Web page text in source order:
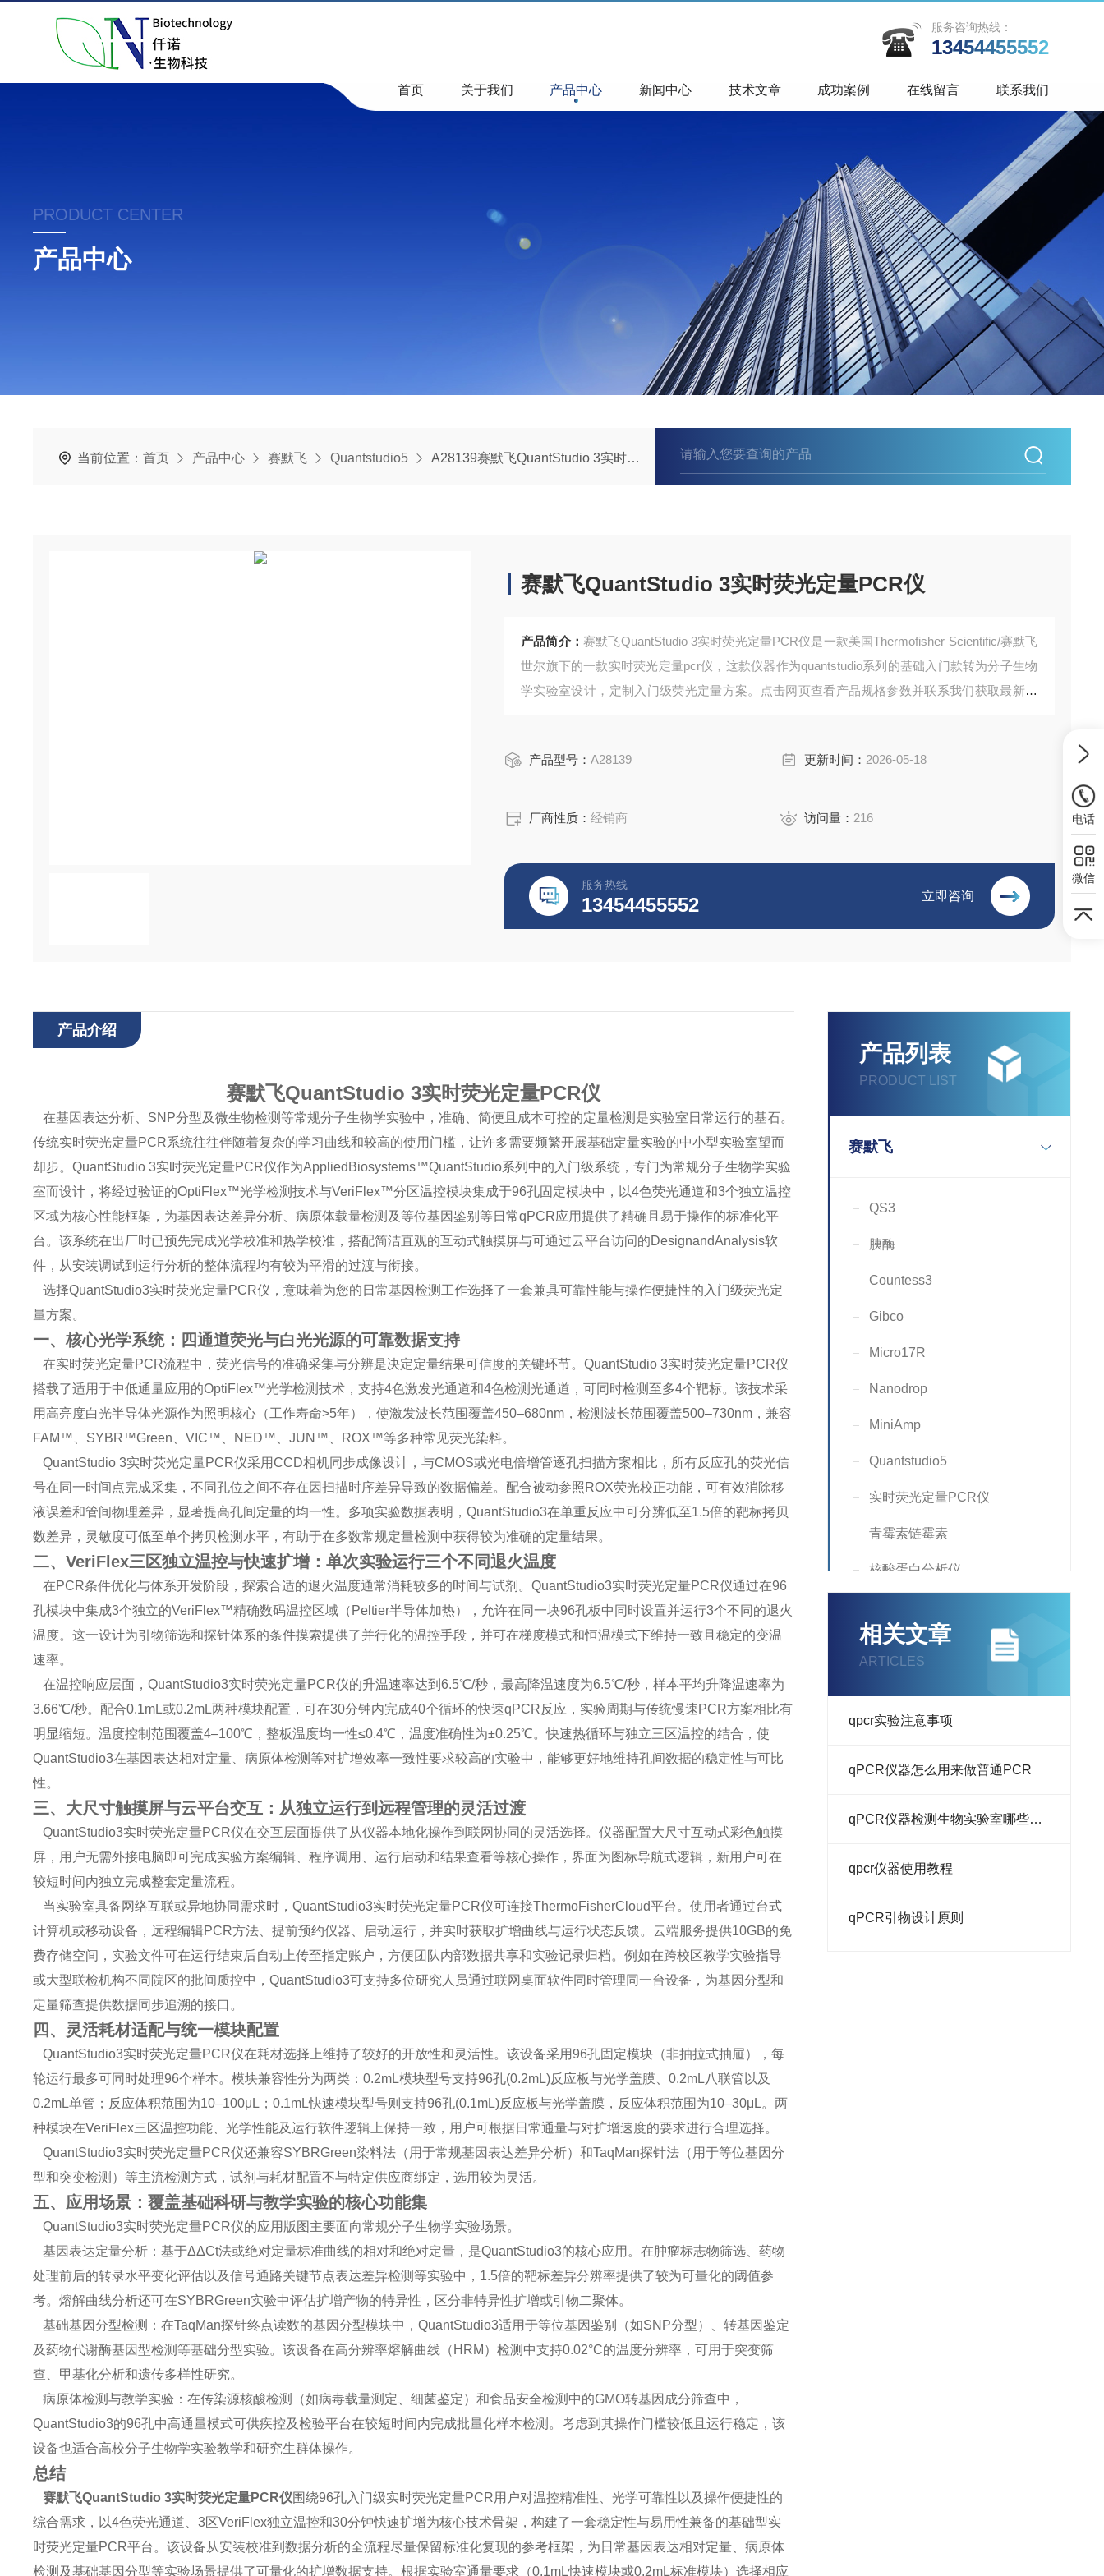
服务咨询热线：
13454455552
首页 关于我们 产品中心 新闻中心 技术文章 成功案例 在线留言 联系我们
PRODUCT CENTER
产品中心
当前位置： 首页 产品中心 赛默飞 Quantstudio5 A28139赛默飞QuantStudio 3实时荧光定量PCR仪
赛默飞QuantStudio 3实时荧光定量PCR仪
产品简介： 赛默飞QuantStudio 3实时荧光定量PCR仪是一款美国Thermofisher Scientific/赛默飞
世尔旗下的一款实时荧光定量pcr仪，这款仪器作为quantstudio系列的基础入门款转为分子生物
学实验室设计，定制入门级荧光定量方案。点击网页查看产品规格参数并联系我们获取最新采
产品型号：A28139 更新时间： 2026-05-18
厂商性质：经销商 访问量： 216
服务热线
13454455552 立即咨询
产品列表
PRODUCT LIST
赛默飞
QS3
胰酶
Countess3
Gibco
Micro17R
Nanodrop
MiniAmp
Quantstudio5
实时荧光定量PCR仪
青霉素链霉素
核酸蛋白分析仪
Countess
Supplement
荧光分析仪
相关文章
ARTICLES
qpcr实验注意事项
qPCR仪器怎么用来做普通PCR
qPCR仪器检测生物实验室哪些项目
qpcr仪器使用教程
qPCR引物设计原则
产品介绍
赛默飞QuantStudio 3实时荧光定量PCR仪
在基因表达分析、SNP分型及微生物检测等常规分子生物学实验中，准确、简便且成本可控的定量检测是实验室日常运行的基石。
传统实时荧光定量PCR系统往往伴随着复杂的学习曲线和较高的使用门槛，让许多需要频繁开展基础定量实验的中小型实验室望而
却步。QuantStudio 3实时荧光定量PCR仪作为AppliedBiosystems™QuantStudio系列中的入门级系统，专门为常规分子生物学实验
室而设计，将经过验证的OptiFlex™光学检测技术与VeriFlex™分区温控模块集成于96孔固定模块中，以4色荧光通道和3个独立温控
区域为核心性能框架，为基因表达差异分析、病原体载量检测及等位基因鉴别等日常qPCR应用提供了精确且易于操作的标准化平
台。该系统在出厂时已预先完成光学校准和热学校准，搭配简洁直观的互动式触摸屏与可通过云平台访问的DesignandAnalysis软
件，从安装调试到运行分析的整体流程均有较为平滑的过渡与衔接。
选择QuantStudio3实时荧光定量PCR仪，意味着为您的日常基因检测工作选择了一套兼具可靠性能与操作便捷性的入门级荧光定
量方案。
一、核心光学系统：四通道荧光与白光光源的可靠数据支持
在实时荧光定量PCR流程中，荧光信号的准确采集与分辨是决定定量结果可信度的关键环节。QuantStudio 3实时荧光定量PCR仪
搭载了适用于中低通量应用的OptiFlex™光学检测技术，支持4色激发光通道和4色检测光通道，可同时检测至多4个靶标。该技术采
用高亮度白光半导体光源作为照明核心（工作寿命>5年），使激发波长范围覆盖450–680nm，检测波长范围覆盖500–730nm，兼容
FAM™、SYBR™Green、VIC™、NED™、JUN™、ROX™等多种常见荧光染料。
QuantStudio 3实时荧光定量PCR仪采用CCD相机同步成像设计，与CMOS或光电倍增管逐孔扫描方案相比，所有反应孔的荧光信
号在同一时间点完成采集，不同孔位之间不存在因扫描时序差异导致的数据偏差。配合被动参照ROX荧光校正功能，可有效消除移
液误差和管间物理差异，显著提高孔间定量的均一性。多项实验数据表明，QuantStudio3在单重反应中可分辨低至1.5倍的靶标拷贝
数差异，灵敏度可低至单个拷贝检测水平，有助于在多数常规定量检测中获得较为准确的定量结果。
二、VeriFlex三区独立温控与快速扩增：单次实验运行三个不同退火温度
在PCR条件优化与体系开发阶段，探索合适的退火温度通常消耗较多的时间与试剂。QuantStudio3实时荧光定量PCR仪通过在96
孔模块中集成3个独立的VeriFlex™精确数码温控区域（Peltier半导体加热），允许在同一块96孔板中同时设置并运行3个不同的退火
温度。这一设计为引物筛选和探针体系的条件摸索提供了并行化的温控手段，并可在梯度模式和恒温模式下维持一致且稳定的变温
速率。
在温控响应层面，QuantStudio3实时荧光定量PCR仪的升温速率达到6.5℃/秒，最高降温速度为6.5℃/秒，样本平均升降温速率为
3.66℃/秒。配合0.1mL或0.2mL两种模块配置，可在30分钟内完成40个循环的快速qPCR反应，实验周期与传统慢速PCR方案相比有
明显缩短。温度控制范围覆盖4–100℃，整板温度均一性≤0.4℃，温度准确性为±0.25℃。快速热循环与独立三区温控的结合，使
QuantStudio3在基因表达相对定量、病原体检测等对扩增效率一致性要求较高的实验中，能够更好地维持孔间数据的稳定性与可比
性。
三、大尺寸触摸屏与云平台交互：从独立运行到远程管理的灵活过渡
QuantStudio3实时荧光定量PCR仪在交互层面提供了从仪器本地化操作到联网协同的灵活选择。仪器配置大尺寸互动式彩色触摸
屏，用户无需外接电脑即可完成实验方案编辑、程序调用、运行启动和结果查看等核心操作，界面为图标导航式逻辑，新用户可在
较短时间内独立完成整套定量流程。
当实验室具备网络互联或异地协同需求时，QuantStudio3实时荧光定量PCR仪可连接ThermoFisherCloud平台。使用者通过台式
计算机或移动设备，远程编辑PCR方法、提前预约仪器、启动运行，并实时获取扩增曲线与运行状态反馈。云端服务提供10GB的免
费存储空间，实验文件可在运行结束后自动上传至指定账户，方便团队内部数据共享和实验记录归档。例如在跨校区教学实验指导
或大型联检机构不同院区的批间质控中，QuantStudio3可支持多位研究人员通过联网桌面软件同时管理同一台设备，为基因分型和
定量筛查提供数据同步追溯的接口。
四、灵活耗材适配与统一模块配置
QuantStudio3实时荧光定量PCR仪在耗材选择上维持了较好的开放性和灵活性。该设备采用96孔固定模块（非抽拉式抽屉），每
轮运行最多可同时处理96个样本。模块兼容性分为两类：0.2mL模块型号支持96孔(0.2mL)反应板与光学盖膜、0.2mL八联管以及
0.2mL单管；反应体积范围为10–100μL；0.1mL快速模块型号则支持96孔(0.1mL)反应板与光学盖膜，反应体积范围为10–30μL。两
种模块在VeriFlex三区温控功能、光学性能及运行软件逻辑上保持一致，用户可根据日常通量与对扩增速度的要求进行合理选择。
QuantStudio3实时荧光定量PCR仪还兼容SYBRGreen染料法（用于常规基因表达差异分析）和TaqMan探针法（用于等位基因分
型和突变检测）等主流检测方式，试剂与耗材配置不与特定供应商绑定，选用较为灵活。
五、应用场景：覆盖基础科研与教学实验的核心功能集
QuantStudio3实时荧光定量PCR仪的应用版图主要面向常规分子生物学实验场景。
基因表达定量分析：基于ΔΔCt法或绝对定量标准曲线的相对和绝对定量，是QuantStudio3的核心应用。在肿瘤标志物筛选、药物
处理前后的转录水平变化评估以及信号通路关键节点表达差异检测等实验中，1.5倍的靶标差异分辨率提供了较为可量化的阈值参
考。熔解曲线分析还可在SYBRGreen实验中评估扩增产物的特异性，区分非特异性扩增或引物二聚体。
基础基因分型检测：在TaqMan探针终点读数的基因分型模块中，QuantStudio3适用于等位基因鉴别（如SNP分型）、转基因鉴定
及药物代谢酶基因型检测等基础分型实验。该设备在高分辨率熔解曲线（HRM）检测中支持0.02°C的温度分辨率，可用于突变筛
查、甲基化分析和遗传多样性研究。
病原体检测与教学实验：在传染源核酸检测（如病毒载量测定、细菌鉴定）和食品安全检测中的GMO转基因成分筛查中，
QuantStudio3的96孔中高通量模式可供疾控及检验平台在较短时间内完成批量化样本检测。考虑到其操作门槛较低且运行稳定，该
设备也适合高校分子生物学实验教学和研究生群体操作。
总结
赛默飞QuantStudio 3实时荧光定量PCR仪围绕96孔入门级实时荧光定量PCR用户对温控精准性、光学可靠性以及操作便捷性的
综合需求，以4色荧光通道、3区VeriFlex独立温控和30分钟快速扩增为核心技术骨架，构建了一套稳定性与易用性兼备的基础型实
时荧光定量PCR平台。该设备从安装校准到数据分析的全流程尽量保留标准化复现的参考框架，为日常基因表达相对定量、病原体
检测及基础基因分型等实验场景提供了可量化的扩增数据支持。根据实验室通量要求（0.1mL快速模块或0.2mL标准模块）选择相应
电话
微信